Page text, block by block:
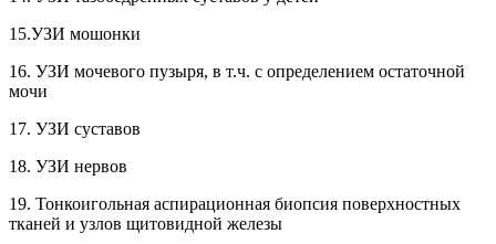
15.УЗИ мошонки
16. УЗИ мочевого пузыря, в т.ч. с определением остаточной
мочи
17. УЗИ суставов
18. УЗИ нервов
19. Тонкоигольная аспирационная биопсия поверхностных
тканей и узлов щитовидной железы